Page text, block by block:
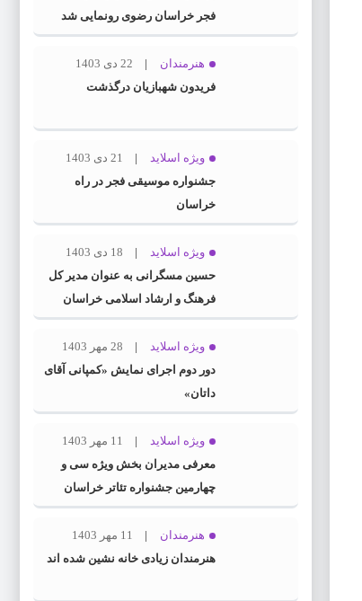
فجر خراسان رضوی رونمایی شد
هنرمندان
22 دی 1403
فریدون شهبازیان درگذشت
ویژه اسلاید
21 دی 1403
جشنواره موسیقی فجر در راه
خراسان
ویژه اسلاید
18 دی 1403
حسین مسگرانی به عنوان مدیر کل
فرهنگ و ارشاد اسلامی خراسان
رضوی معرفی شد
ویژه اسلاید
28 مهر 1403
دور دوم اجرای نمایش «کمپانی آقای
داتان»
ویژه اسلاید
11 مهر 1403
معرفی مدیران بخش ویژه سی و
چهارمین جشنواره تئاتر خراسان
رضوی
هنرمندان
11 مهر 1403
هنرمندان زیادی خانه نشین شده اند